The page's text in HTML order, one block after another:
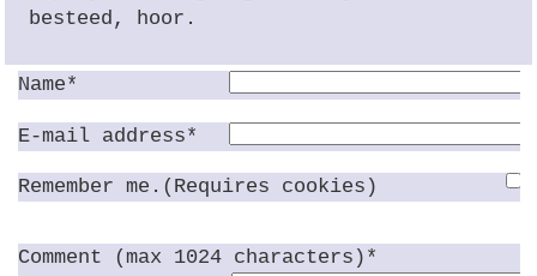
besteed, hoor.
Name*
E-mail address*
Remember me.(Requires cookies)
Comment (max 1024 characters)*